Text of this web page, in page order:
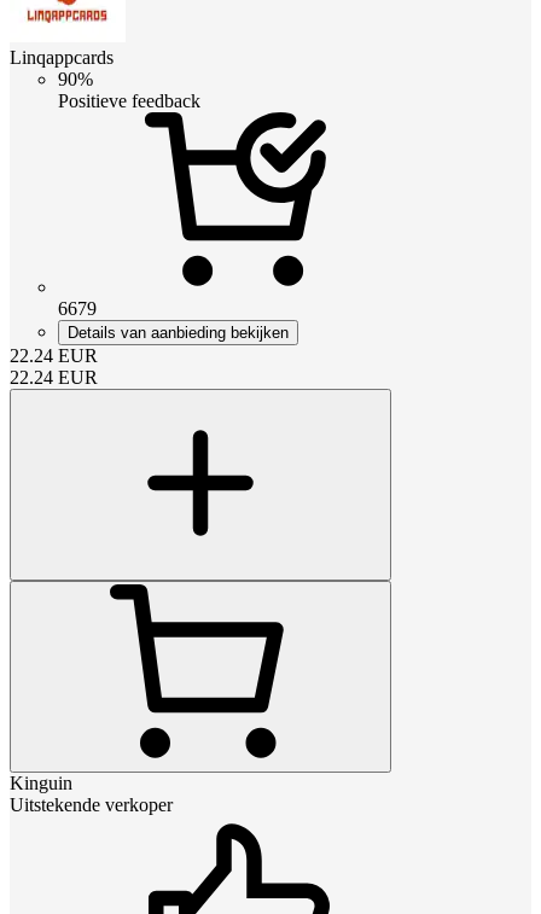
Linqappcards
90%
Positieve feedback
6679
Details van aanbieding bekijken
22.24 EUR
22.24 EUR
Kinguin
Uitstekende verkoper